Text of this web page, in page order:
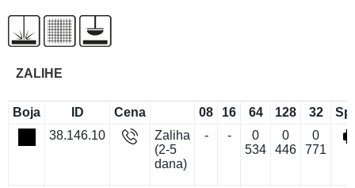
ZALIHE
Boja ID Cena 08 16 64 128 32
38.146.10
Zaliha
(2-5
dana)
- -
0
534
0
446
0
771